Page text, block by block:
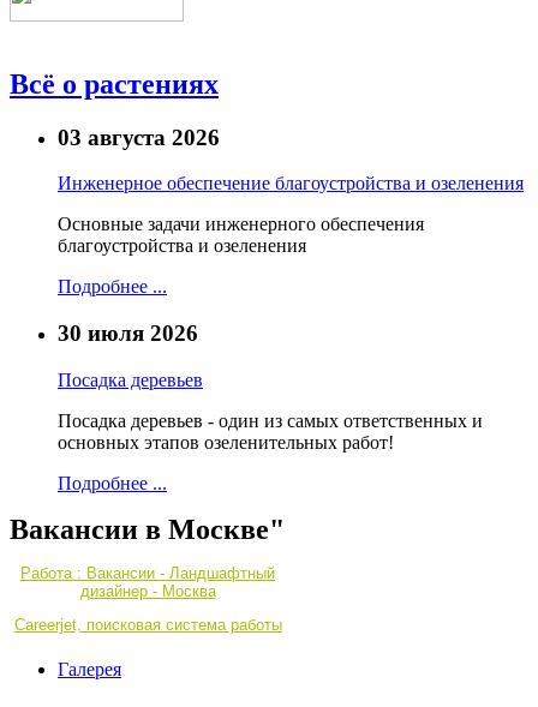
Всё о растениях
03 августа 2026
Инженерное обеспечение благоустройства и озеленения
Основные задачи инженерного обеспечения
благоустройства и озеленения
Подробнее ...
30 июля 2026
Посадка деревьев
Посадка деревьев - один из самых ответственных и
основных этапов озеленительных работ!
Подробнее ...
Вакансии в Москве"
Работа : Вакансии - Ландшафтный
дизайнер - Москва
Careerjet, поисковая система работы
Галерея